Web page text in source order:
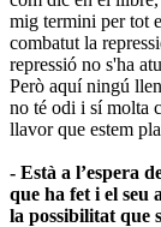
mig termini per tot
combatut la
repressió no s'ha
Però aquí ningú
no té odi i sí molta
llavor que estem
- Està a l’espera
que ha fet i el seu
la possibilitat que